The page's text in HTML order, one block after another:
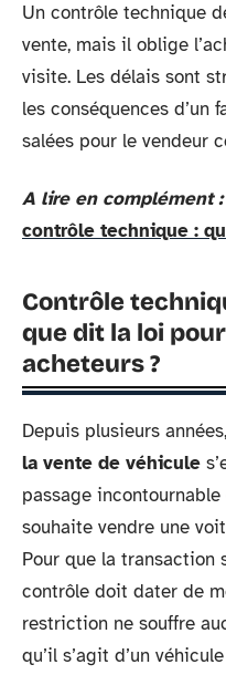
Un contrôle technique
vente, mais il oblige
visite. Les délais sont
les conséquences d’un
salées pour le vendeur
A lire en complément :
contrôle technique :
Contrôle
que dit la loi
acheteurs ?
Depuis plusieurs
la vente de véhicule
passage
souhaite vendre une
Pour que la transaction
contrôle doit dater de
restriction ne souffre
qu’il s’agit d’un